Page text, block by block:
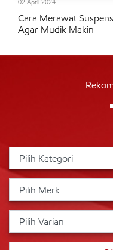
02 April 2024
Cara Merawat
Agar Mudik Makin